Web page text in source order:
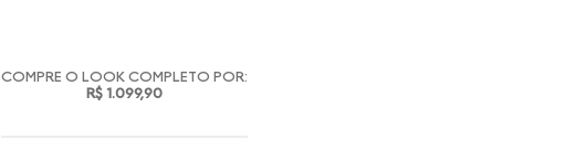
COMPRE O LOOK COMPLETO POR:
R$ 1.099,90